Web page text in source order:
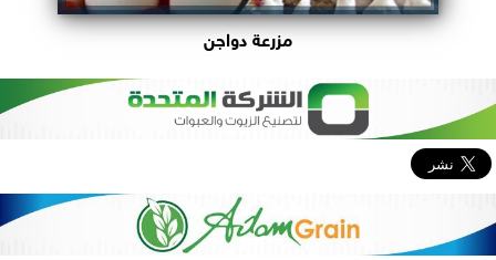
مزرعة دواجن